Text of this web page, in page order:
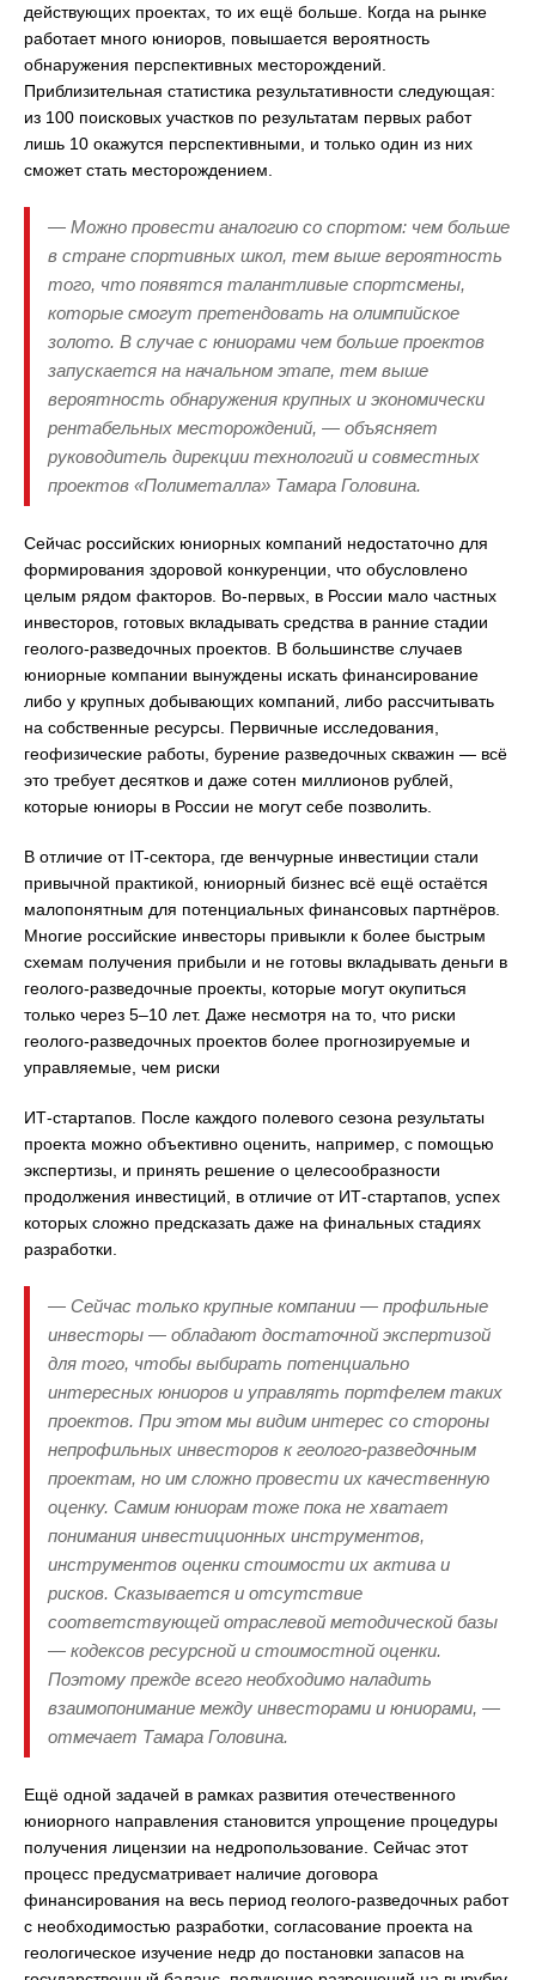
действующих проектах, то их ещё больше. Когда на рынке
работает много юниоров, повышается вероятность
обнаружения перспективных месторождений.
Приблизительная статистика результативности следующая:
из 100 поисковых участков по результатам первых работ
лишь 10 окажутся перспективными, и только один из них
сможет стать месторождением.
— Можно провести аналогию со спортом: чем больше
в стране спортивных школ, тем выше вероятность
того, что появятся талантливые спортсмены,
которые смогут претендовать на олимпийское
золото. В случае с юниорами чем больше проектов
запускается на начальном этапе, тем выше
вероятность обнаружения крупных и экономически
рентабельных месторождений, — объясняет
руководитель дирекции технологий и совместных
проектов «Полиметалла» Тамара Головина.
Сейчас российских юниорных компаний недостаточно для
формирования здоровой конкуренции, что обусловлено
целым рядом факторов. Во-первых, в России мало частных
инвесторов, готовых вкладывать средства в ранние стадии
геолого-разведочных проектов. В большинстве случаев
юниорные компании вынуждены искать финансирование
либо у крупных добывающих компаний, либо рассчитывать
на собственные ресурсы. Первичные исследования,
геофизические работы, бурение разведочных скважин — всё
это требует десятков и даже сотен миллионов рублей,
которые юниоры в России не могут себе позволить.
В отличие от IT-сектора, где венчурные инвестиции стали
привычной практикой, юниорный бизнес всё ещё остаётся
малопонятным для потенциальных финансовых партнёров.
Многие российские инвесторы привыкли к более быстрым
схемам получения прибыли и не готовы вкладывать деньги в
геолого-разведочные проекты, которые могут окупиться
только через 5–10 лет. Даже несмотря на то, что риски
геолого-разведочных проектов более прогнозируемые и
управляемые, чем риски
ИТ-стартапов. После каждого полевого сезона результаты
проекта можно объективно оценить, например, с помощью
экспертизы, и принять решение о целесообразности
продолжения инвестиций, в отличие от ИТ-стартапов, успех
которых сложно предсказать даже на финальных стадиях
разработки.
— Сейчас только крупные компании — профильные
инвесторы — обладают достаточной экспертизой
для того, чтобы выбирать потенциально
интересных юниоров и управлять портфелем таких
проектов. При этом мы видим интерес со стороны
непрофильных инвесторов к геолого-разведочным
проектам, но им сложно провести их качественную
оценку. Самим юниорам тоже пока не хватает
понимания инвестиционных инструментов,
инструментов оценки стоимости их актива и
рисков. Сказывается и отсутствие
соответствующей отраслевой методической базы
— кодексов ресурсной и стоимостной оценки.
Поэтому прежде всего необходимо наладить
взаимопонимание между инвесторами и юниорами, —
отмечает Тамара Головина.
Ещё одной задачей в рамках развития отечественного
юниорного направления становится упрощение процедуры
получения лицензии на недропользование. Сейчас этот
процесс предусматривает наличие договора
финансирования на весь период геолого-разведочных работ
с необходимостью разработки, согласование проекта на
геологическое изучение недр до постановки запасов на